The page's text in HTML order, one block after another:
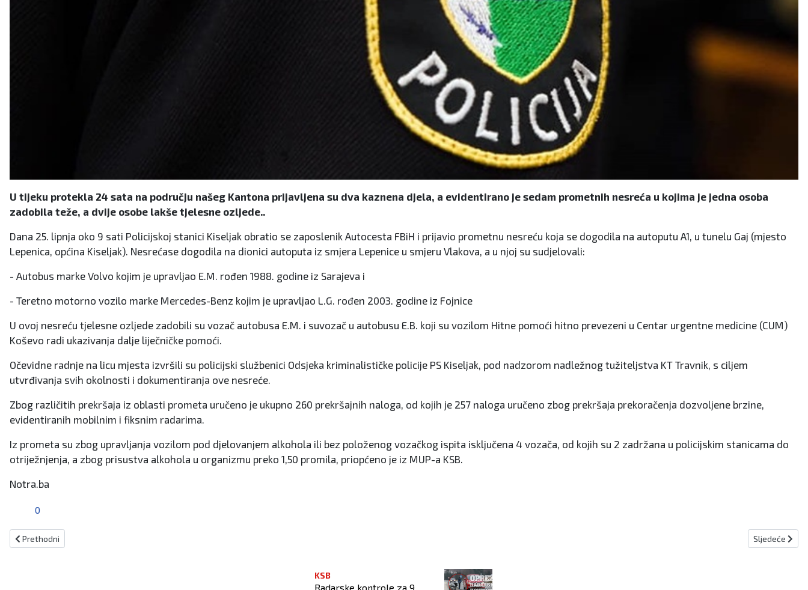
U tijeku protekla 24 sata na području našeg Kantona prijavljena su dva kaznena djela, a evidentirano je sedam prometnih nesreća u kojima je jedna osoba
zadobila teže, a dvije osobe lakše tjelesne ozljede..
Dana 25. lipnja oko 9 sati Policijskoj stanici Kiseljak obratio se zaposlenik Autocesta FBiH i prijavio prometnu nesreću koja se dogodila na autoputu A1, u tunelu Gaj (mjesto
Lepenica, općina Kiseljak). Nesrećase dogodila na dionici autoputa iz smjera Lepenice u smjeru Vlakova, a u njoj su sudjelovali:
- Autobus marke Volvo kojim je upravljao E.M. rođen 1988. godine iz Sarajeva i
- Teretno motorno vozilo marke Mercedes-Benz kojim je upravljao L.G. rođen 2003. godine iz Fojnice
U ovoj nesreću tjelesne ozljede zadobili su vozač autobusa E.M. i suvozač u autobusu E.B. koji su vozilom Hitne pomoći hitno prevezeni u Centar urgentne medicine (CUM)
Koševo radi ukazivanja dalje liječničke pomoći.
Očevidne radnje na licu mjesta izvršili su policijski službenici Odsjeka kriminalističke policije PS Kiseljak, pod nadzorom nadležnog tužiteljstva KT Travnik, s ciljem
utvrđivanja svih okolnosti i dokumentiranja ove nesreće.
Zbog različitih prekršaja iz oblasti prometa uručeno je ukupno 260 prekršajnih naloga, od kojih je 257 naloga uručeno zbog prekršaja prekoračenja dozvoljene brzine,
evidentiranih mobilnim i fiksnim radarima.
Iz prometa su zbog upravljanja vozilom pod djelovanjem alkohola ili bez položenog vozačkog ispita isključena 4 vozača, od kojih su 2 zadržana u policijskim stanicama do
otriježnjenja, a zbog prisustva alkohola u organizmu preko 1,50 promila, priopćeno je iz MUP-a KSB.
Notra.ba
0
Prethodni članak: Velika tragedija: Utopio se mladić (27) iz Viteza
Prethodni Sljedeći
Sljedeće
KSB
Radarske kontrole za 9.